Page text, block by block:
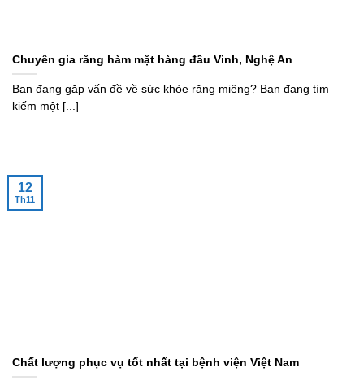
Chuyên gia răng hàm mặt hàng đầu Vinh, Nghệ An
Bạn đang gặp vấn đề về sức khỏe răng miệng? Bạn đang tìm
kiếm một [...]
Chất lượng phục vụ tốt nhất tại bệnh viện Việt Nam
12
Th11